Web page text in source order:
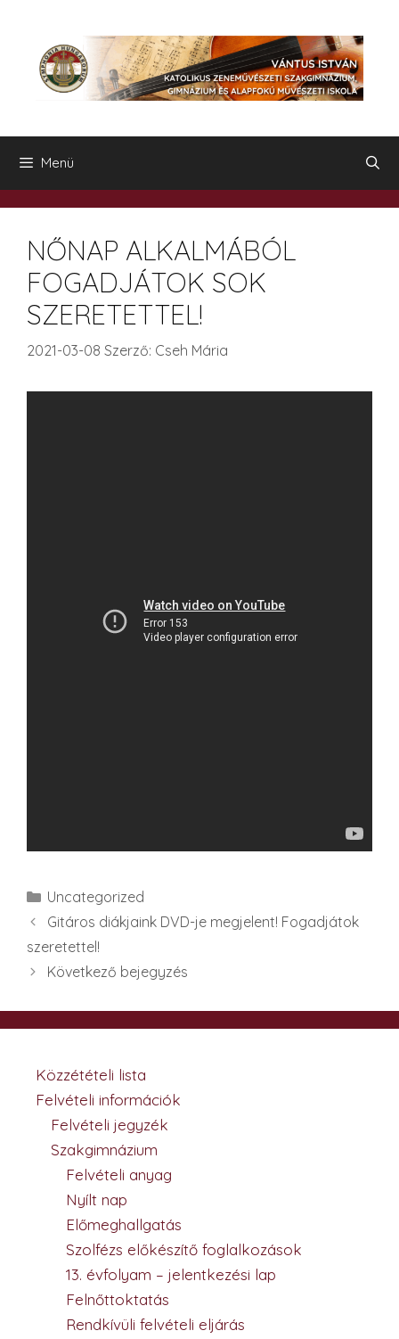
tartalomba
Menü
NŐNAP ALKALMÁBÓL
FOGADJÁTOK SOK
SZERETETTEL!
2021-03-08 Szerző: Cseh Mária
Kategória
Uncategorized
Gitáros diákjaink DVD-je megjelent! Fogadjátok
szeretettel!
Következő bejegyzés
Közzétételi lista
Felvételi információk
Felvételi jegyzék
Szakgimnázium
Felvételi anyag
Nyílt nap
Előmeghallgatás
Szolfézs előkészítő foglalkozások
13. évfolyam – jelentkezési lap
Felnőttoktatás
Rendkívüli felvételi eljárás